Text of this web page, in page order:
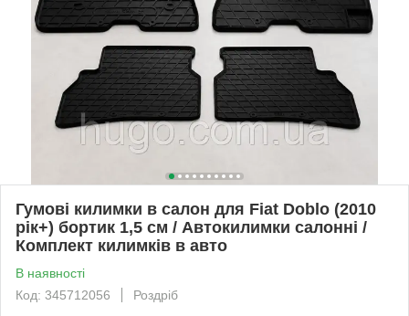
Гумові килимки в салон для Fiat Doblo (2010
рік+) бортик 1,5 см / Автокилимки салонні /
Комплект килимків в авто
В наявності
Код: 345712056
Роздріб